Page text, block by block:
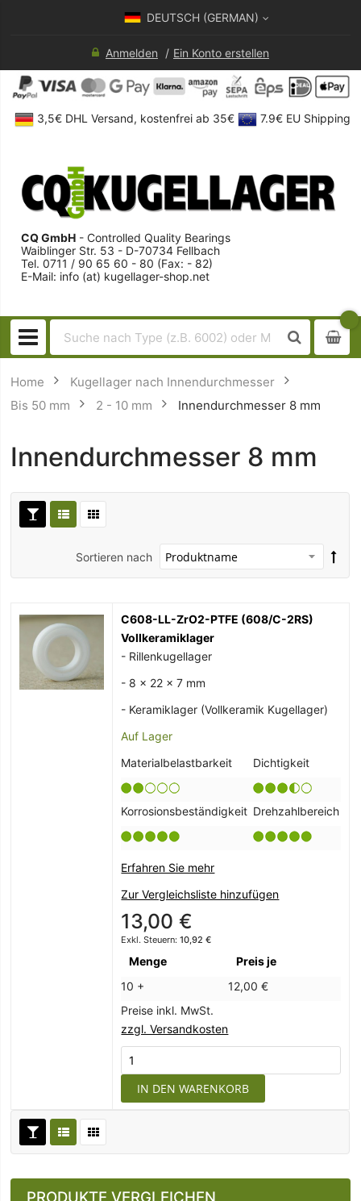
DEUTSCH (GERMAN)
Anmelden Ein Konto erstellen
3,5€ DHL Versand, kostenfrei ab 35€ 7.9€ EU Shipping
CQ GmbH - Controlled Quality Bearings
Waiblinger Str. 53 - D-70734 Fellbach
Tel. 0711 / 90 65 60 - 80 (Fax: - 82)
E-Mail: info (at) kugellager-shop.net
Home
Kugellager nach Innendurchmesser
Bis 50 mm
2 - 10 mm Innendurchmesser 8 mm
Innendurchmesser 8 mm
Sortieren nach
C608-LL-ZrO2-PTFE (608/C-2RS)
Vollkeramiklager
- Rillenkugellager
- 8 x 22 x 7 mm
- Keramiklager (Vollkeramik Kugellager)
Auf Lager
Materialbelastbarkeit
Dichtigkeit
Korrosionsbeständigkeit Drehzahlbereich
Erfahren Sie mehr
Zur Vergleichsliste hinzufügen
13,00 €
10,92 €
Menge
Preis je
10 +
12,00 €
Preise inkl. MwSt.
zzgl. Versandkosten
IN DEN WARENKORB